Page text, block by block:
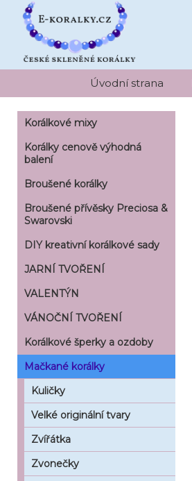
Úvodní strana
Korálkové mixy
Korálky cenově výhodná
balení
Broušené korálky
Broušené přívěsky Preciosa &
Swarovski
DIY kreativní korálkové sady
JARNÍ TVOŘENÍ
VALENTÝN
VÁNOČNÍ TVOŘENÍ
Korálkové šperky a ozdoby
Mačkané korálky
Kuličky
Velké originální tvary
Zvířátka
Zvonečky